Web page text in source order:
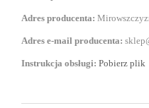
Adres producenta:
Adres e-mail producenta:
Instrukcja obsługi: Pobierz plik